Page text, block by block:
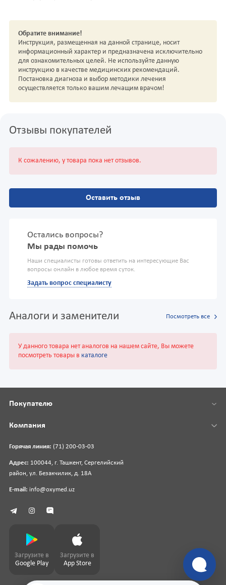
Обратите внимание!
Инструкция, размещенная на данной странице, носит
информационный характер и предназначена исключительно
для ознакомительных целей. Не используйте данную
инструкцию в качестве медицинских рекомендаций.
Постановка диагноза и выбор методики лечения
осуществляется только вашим лечащим врачом!
Отзывы покупателей
К сожалению, у товара пока нет отзывов.
Оставить отзыв
Остались вопросы?
Мы рады помочь
Наши специалисты готовы ответить на интересующие Вас
вопросы онлайн в любое время суток.
Задать вопрос специалисту
Аналоги и заменители Посмотреть все
У данного товара нет аналогов на нашем сайте, Вы можете
посмотреть товары в каталоге
Горячая линия: (71) 200-03-03
Адрес: 100044, г. Ташкент, Сергелийский
район, ул. Безакчилик, д. 18А
E-mail: info@oxymed.uz
Покупателю
Компания
Загрузите в
Google Play
Загрузите в
App Store